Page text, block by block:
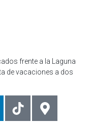
frente a la Laguna
de vacaciones a dos